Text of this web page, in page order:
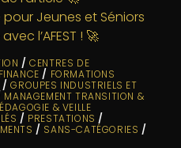
/CENTRES DE
FINANCE / FORMATIONS
/GROUPES INDUSTRIELS ET
MANAGEMENT TRANSITION &
& VEILLE
/ PRESTATIONS /
/ SANS-CATÉGORIES /